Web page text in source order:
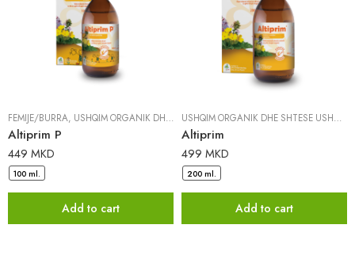
FËMIJË/BURRA, USHQIM ORGANIK DHE SHTESË USHQIMORE |DR. PANCIC
Altiprim P
449 MKD
100 ml.
Add to cart
USHQIM ORGANIK DHE SHTESË USHQIMORE
Altiprim
499 MKD
200 ml.
Add to cart